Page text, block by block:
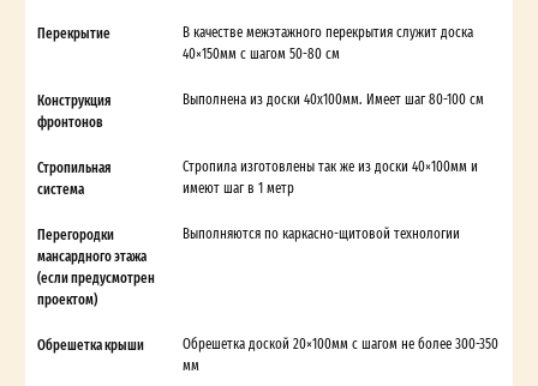
Перекрытие
В качестве межэтажного перекрытия служит доска
40×150мм с шагом 50-80 см
Конструкция
фронтонов
Выполнена из доски 40х100мм. Имеет шаг 80-100 см
Стропильная
система
Стропила изготовлены так же из доски 40×100мм и
имеют шаг в 1 метр
Перегородки
мансардного этажа
(если предусмотрен
проектом)
Выполняются по каркасно-щитовой технологии
Обрешетка крыши
Обрешетка доской 20×100мм с шагом не более 300-350
мм